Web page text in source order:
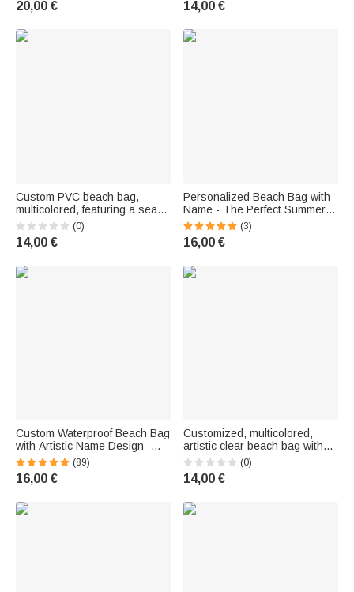
20,00 €
nom – Cadeau pour la rentrée
Journée des enseignants –
14,00 €
Custom PVC beach bag,
multicolored, featuring a sea
creature design and first name
– Birthday gift for everyday
use, perfect for family and
(0)
14,00 €
Personalized Beach Bag with
Name - The Perfect Summer
Vacation Gift for Women
(3)
16,00 €
Custom Waterproof Beach Bag
with Artistic Name Design -
Vacation Gift for Women
(89)
16,00 €
Customized, multicolored,
artistic clear beach bag with
first name, water- and sand-
resistant, pool bag, for
everyday use, summer
(0)
14,00 €